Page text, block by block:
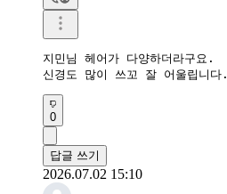
지민님 헤어가 다양하더라구요.
신경도 많이 쓰꼬 잘 어울립니다.
0
답글 쓰기
2026.07.02 15:10